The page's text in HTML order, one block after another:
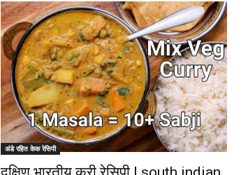
अंडे रहित केक रेसिपी